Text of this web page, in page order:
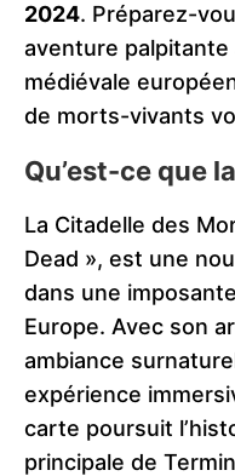
2024. Préparez-
aventure
médiévale
de morts-vivants
Qu’est-ce que
La Citadelle des
Dead », est une
dans une
Europe. Avec son
ambiance
expérience
carte poursuit
principale de